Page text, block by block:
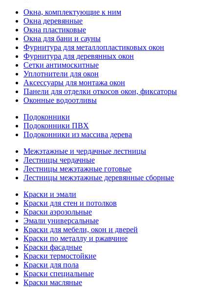
Окна, комплектующие к ним
Окна деревянные
Окна пластиковые
Окна для бани и сауны
Фурнитура для металлопластиковых окон
Фурнитура для деревянных окон
Сетки антимоскитные
Уплотнители для окон
Аксессуары для монтажа окон
Панели для отделки откосов окон, фиксаторы
Оконные водоотливы
Подоконники
Подоконники ПВХ
Подоконники из массива дерева
Межэтажные и чердачные лестницы
Лестницы чердачные
Лестницы межэтажные готовые
Лестницы межэтажные деревянные сборные
Краски и эмали
Краски для стен и потолков
Краски аэрозольные
Эмали универсальные
Краски для мебели, окон и дверей
Краски по металлу и ржавчине
Краски фасадные
Краски термостойкие
Краски для пола
Краски специальные
Краски масляные